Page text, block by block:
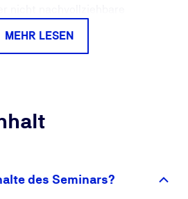
auch regulatorische
MEHR LESEN
des Seminars?